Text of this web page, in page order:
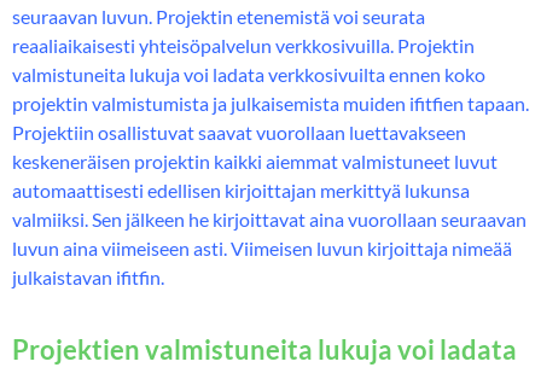
seuraavan luvun. Projektin etenemistä voi seurata
reaaliaikaisesti yhteisöpalvelun verkkosivuilla. Projektin
valmistuneita lukuja voi ladata verkkosivuilta ennen koko
projektin valmistumista ja julkaisemista muiden ifitfien tapaan.
Projektiin osallistuvat saavat vuorollaan luettavakseen
keskeneräisen projektin kaikki aiemmat valmistuneet luvut
automaattisesti edellisen kirjoittajan merkittyä lukunsa
valmiiksi. Sen jälkeen he kirjoittavat aina vuorollaan seuraavan
luvun aina viimeiseen asti. Viimeisen luvun kirjoittaja nimeää
julkaistavan ifitfin.
Projektien valmistuneita lukuja voi ladata